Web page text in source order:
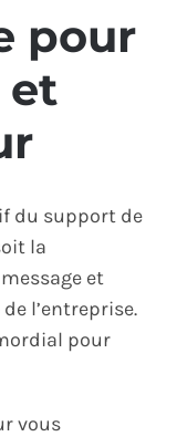
pour
et
du support de
la
et
l’entreprise.
pour
vous